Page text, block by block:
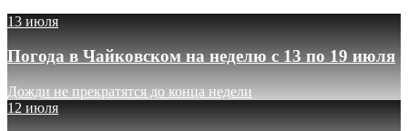
13 июля
Погода в Чайковском на неделю с 13 по 19 июля
Дожди не прекратятся до конца недели
12 июля